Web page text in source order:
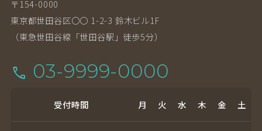
〒154-0000
東京都世田谷区〇〇 1-2-3 鈴木ビル1F
（東急世田谷線「世田谷駅」徒歩5分）
call 03-9999-0000
受付時間 月 火 水 木 金 土